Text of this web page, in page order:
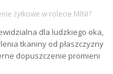
żyłkowe w rolecie MINI?
dla ludzkiego oka,
tkaniny od płaszczyzny
dopuszczenie promieni